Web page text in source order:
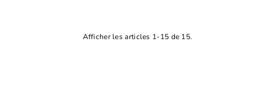
Afficher les articles 1-15 de 15.